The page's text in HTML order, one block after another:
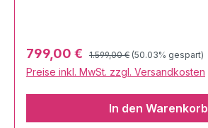
Verkaufspreis:
799,00 € Regulärer Preis:
1.599,00 € (50.03% gespart)
Preise inkl. MwSt. zzgl. Versandkosten
In den Warenkorb